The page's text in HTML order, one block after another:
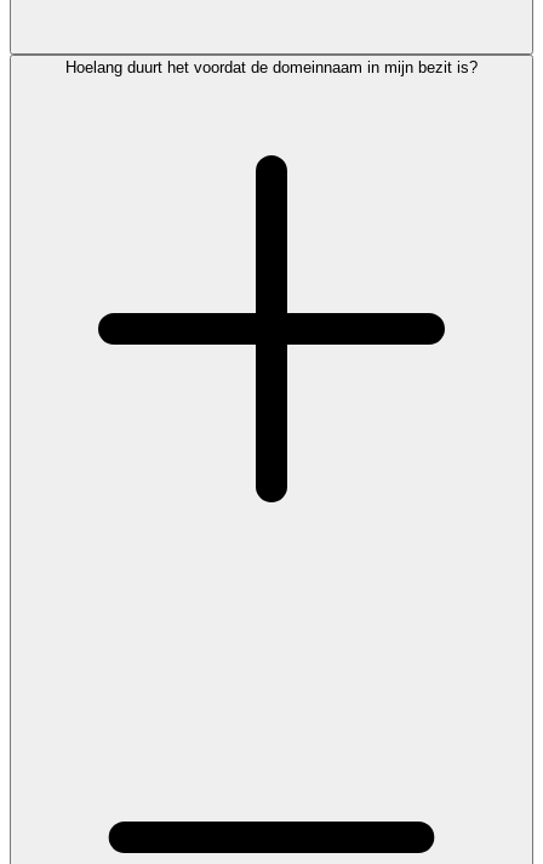
Hoelang duurt het voordat de domeinnaam in mijn bezit is?